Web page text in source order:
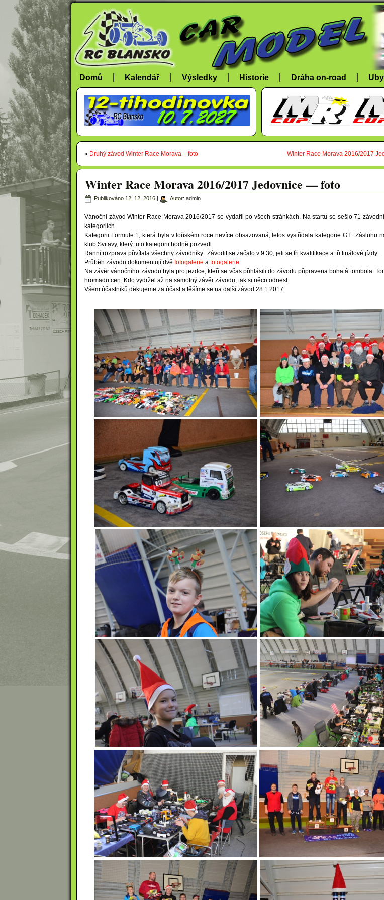
Domů Kalendář Výsledky Historie Dráha on-road
« Druhý závod Winter Race Morava – foto Winter Race Morava 2016/2017
Winter Race Morava 2016/2017 Jedovnice — foto
Publikováno 12. 12. 2016 Autor: admin
Vánoční závod Winter Race Morava 2016/2017 se vydařil po všech stránkách. Na startu se sešlo 71
kategoriích.
Kategorii Formule 1, která byla v loňském roce nevíce obsazovaná, letos vystřídala kategorie GT. Zásluhu
klub Svitavy, který tuto kategorii hodně pozvedl.
Ranní rozprava přivítala všechny závodníky. Závodit se začalo v 9:30, jeli se tři kvalifikace a tři finálové jízdy.
Průběh závodu dokumentují dvě fotogalerie a fotogalerie.
Na závěr vánočního závodu byla pro jezdce, kteří se včas přihlásili do závodu připravena bohatá tombola.
hromadu cen. Kdo vydržel až na samotný závěr závodu, tak si něco odnesl.
Všem účastníků děkujeme za účast a těšíme se na další závod 28.1.2017.